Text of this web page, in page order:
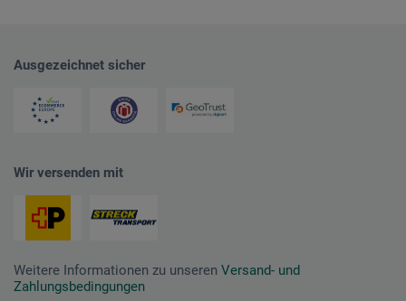
Ausgezeichnet sicher
Wir versenden mit
Weitere Informationen zu unseren Versand- und
Zahlungsbedingungen